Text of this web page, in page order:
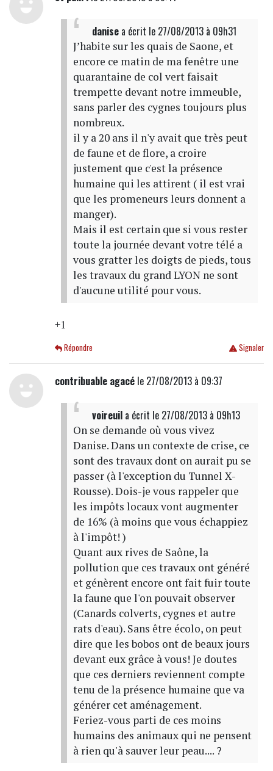
danisea écrit le 27/08/2013 à 09h31
J’habite sur les quais de Saone, et
encore ce matin de ma fenêtre une
quarantaine de col vert faisait
trempette devant notre immeuble,
sans parler des cygnes toujours plus
nombreux.
il y a 20 ans il n'y avait que très peut
de faune et de flore, a croire
justement que c'est la présence
humaine qui les attirent ( il est vrai
que les promeneurs leurs donnent a
manger).
Mais il est certain que si vous rester
toute la journée devant votre télé a
vous gratter les doigts de pieds, tous
les travaux du grand LYON ne sont
d'aucune utilité pour vous.
+1
Signaler
Répondre
contribuable agacéle 27/08/2013 à 09:37
voireuila écrit le 27/08/2013 à 09h13
On se demande où vous vivez
Danise. Dans un contexte de crise, ce
sont des travaux dont on aurait pu se
passer (à l'exception du Tunnel X-
Rousse). Dois-je vous rappeler que
les impôts locaux vont augmenter
de 16% (à moins que vous échappiez
à l'impôt! )
Quant aux rives de Saône, la
pollution que ces travaux ont généré
et génèrent encore ont fait fuir toute
la faune que l'on pouvait observer
(Canards colverts, cygnes et autre
rats d'eau). Sans être écolo, on peut
dire que les bobos ont de beaux jours
devant eux grâce à vous! Je doutes
que ces derniers reviennent compte
tenu de la présence humaine que va
générer cet aménagement.
Feriez-vous parti de ces moins
humains des animaux qui ne pensent
à rien qu'à sauver leur peau.... ?